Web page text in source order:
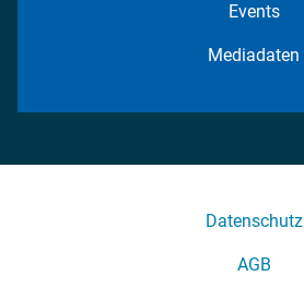
Events
Mediadaten
Datenschutz
AGB